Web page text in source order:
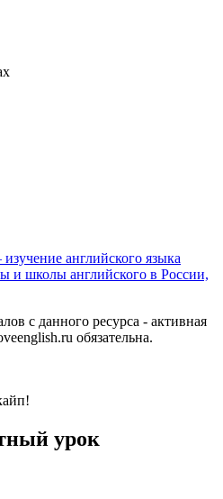
английского языка
и школы английского в России,
с данного ресурса - активная
обязательна.
урок